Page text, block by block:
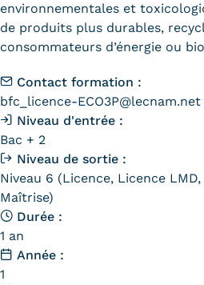
Enseignement à
l'Expérience (VAE)
Validation des
supérieures (VES)
environnementales et
de produits plus durables,
consommateurs d’énergie ou
Contact formation :
bfc_licence-ECO3P@lecnam.net
Niveau d'entrée :
Bac + 2
Niveau de sortie :
Niveau 6 (Licence, Licence
Maîtrise)
Durée :
1 an
Année :
1